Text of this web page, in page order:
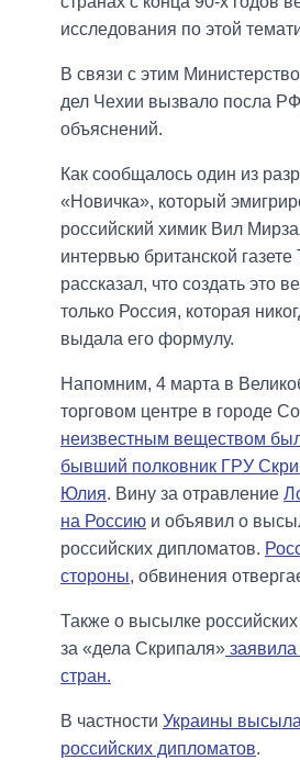
исследования по этой
В связи с этим
дел Чехии вызвало посла
объяснений.
Как сообщалось один из
«Новичка», который
российский химик Вил
интервью британской
рассказал, что создать это
только Россия, которая
выдала его формулу.
Напомним, 4 марта в
торговом центре в городе
неизвестным веществом
бывший полковник ГРУ
Юлия. Вину за отравление
на Россию и объявил о
российских дипломатов.
стороны, обвинения
Также о высылке
за «дела Скрипаля»
стран.
В частности Украины
российских дипломатов.